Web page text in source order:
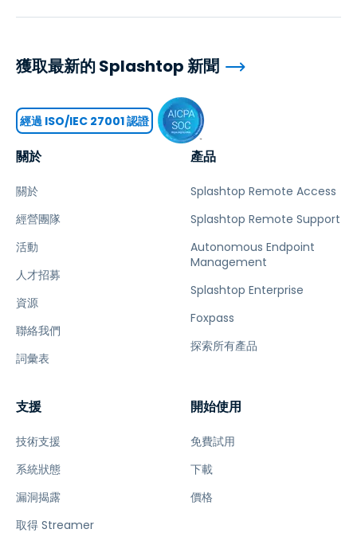
關於
關於
經營團隊
活動
人才招募
資源
聯絡我們
詞彙表
產品
Splashtop Remote Access
Splashtop Remote Support
Autonomous Endpoint
Management
Splashtop Enterprise
Foxpass
探索所有產品
支援
技術支援
系統狀態
漏洞揭露
取得 Streamer
開始使用
免費試用
下載
價格
獲取最新的 Splashtop 新聞
經過 ISO/IEC 27001 認證